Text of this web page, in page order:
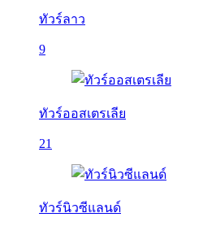
ทัวร์ลาว
9
ทัวร์ออสเตรเลีย
21
ทัวร์นิวซีแลนด์